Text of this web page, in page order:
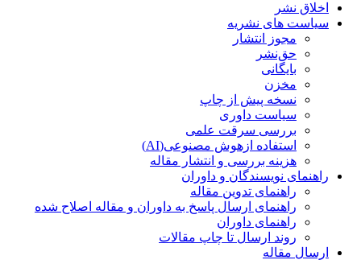
اخلاق نشر
سیاست های نشریه
مجوز انتشار
حق‌نشر
بایگانی
مخزن
نسخه پیش از چاپ
سیاست داوری
بررسی سرقت علمی
استفاده ازهوش مصنوعی(AI)
هزینه بررسی و انتشار مقاله
راهنمای نویسندگان و داوران
راهنمای تدوین مقاله
راهنمای ارسال پاسخ به داوران و مقاله اصلاح شده
راهنمای داوران
روند ارسال تا چاپ مقالات
ارسال مقاله